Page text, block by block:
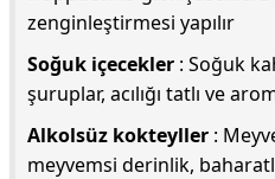
zenginleştirmesi yapılır
Soğuk içecekler : Soğuk
şuruplar, acılığı tatlı ve
Alkolsüz kokteyller :
meyvemsi derinlik,